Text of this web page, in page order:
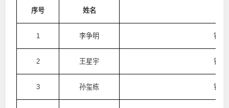
序号 姓名
1 李争明 铁姆
2 王星宇 铁姆
3 孙玺栋 铁姆